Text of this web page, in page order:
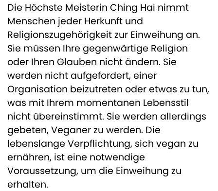
Die Höchste Meisterin Ching Hai nimmt
Menschen jeder Herkunft und
Religionszugehörigkeit zur Einweihung an.
Sie müssen Ihre gegenwärtige Religion
oder Ihren Glauben nicht ändern. Sie
werden nicht aufgefordert, einer
Organisation beizutreten oder etwas zu tun,
was mit Ihrem momentanen Lebensstil
nicht übereinstimmt. Sie werden allerdings
gebeten, Veganer zu werden. Die
lebenslange Verpflichtung, sich vegan zu
ernähren, ist eine notwendige
Voraussetzung, um die Einweihung zu
erhalten.